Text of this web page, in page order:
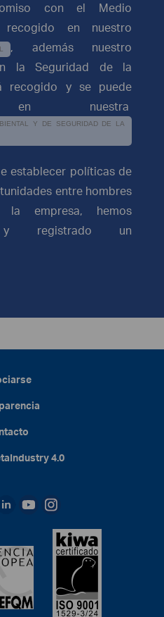
con el Medio
recogido en nuestro
, además nuestro
la Seguridad de la
recogido y se puede
en nuestra
Y DE SEGURIDAD DE LA
establecer políticas de
entre hombres
empresa, hemos
y registrado un
4.0